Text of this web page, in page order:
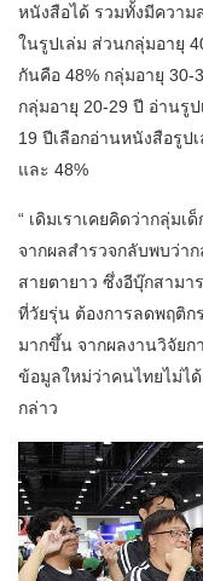
หนังสือได้ รวมทั้งมีควา
ในรูปเล่ม ส่วนกลุ่มอายุ
กันคือ 48% กลุ่มอายุ 30-
กลุ่มอายุ 20-29 ปี อ่านรู
19 ปีเลือกอ่านหนังสือรูป
และ 48%
“ เดิมเราเคยคิดว่ากลุ่ม
จากผลสำรวจกลับพบว่า
สายตายาว ซึ่งอีบุ๊กสาม
ที่วัยรุ่น ต้องการลดพฤติก
มากขึ้น จากผลงานวิจัย
ข้อมูลใหม่ว่าคนไทยไม่ไ
กล่าว